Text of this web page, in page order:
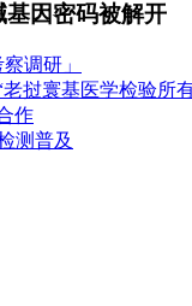
基因密码被解开
调研」
挝寰基医学检验所
作
测普及